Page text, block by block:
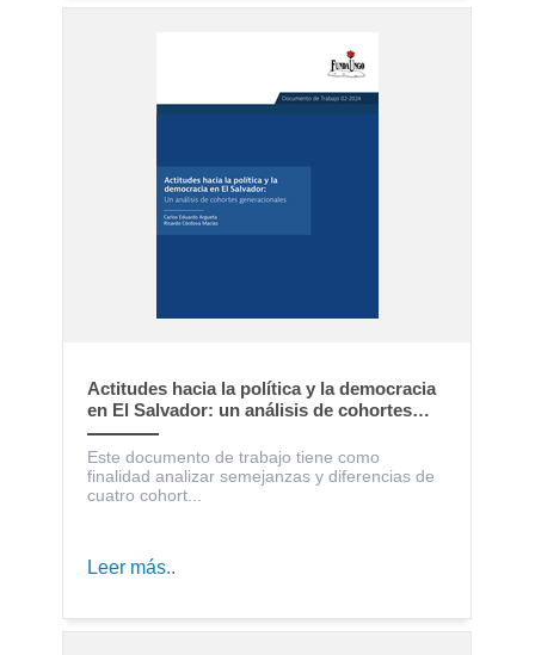
Actitudes hacia la política y la democracia
en El Salvador: un análisis de cohortes
generacionales
Este documento de trabajo tiene como
finalidad analizar semejanzas y diferencias de
cuatro cohort...
Leer más..